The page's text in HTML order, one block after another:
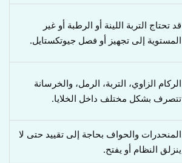
قد تحتاج التربة اللينة أو الرطبة أو غير
المستوية إلى تجهيز أو فصل جيوتكستايل.
الركام الزاوي، التربة، الرمل، والخرسانة
تتصرف بشكل مختلف داخل الخلايا.
المنحدرات والحواف بحاجة إلى تقييد حتى لا
ينزلق النظام أو يفتح.